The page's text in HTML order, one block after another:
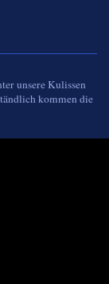
unsere Kulissen
kommen die